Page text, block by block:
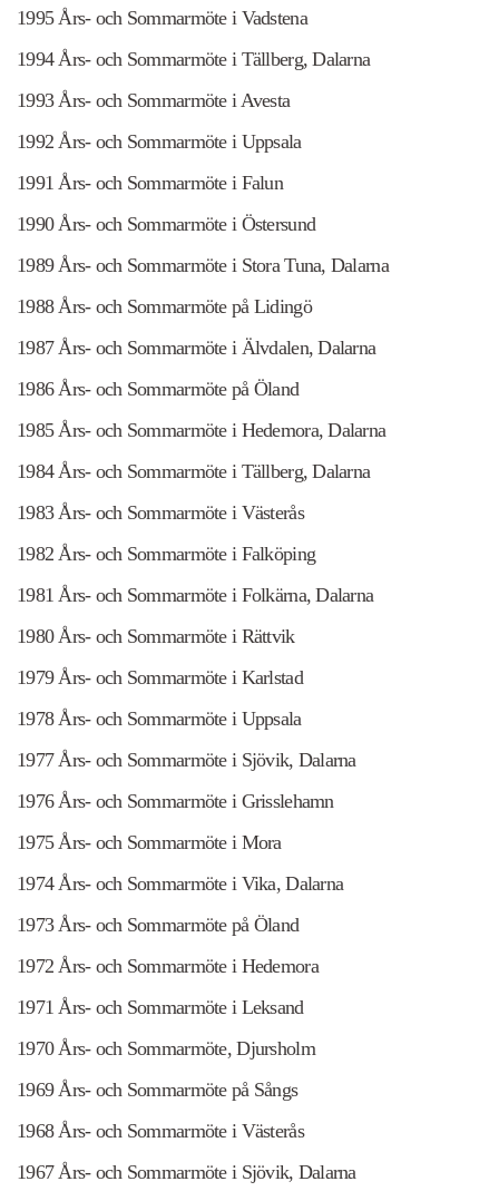
1995 Års- och Sommarmöte i Vadstena
1994 Års- och Sommarmöte i Tällberg, Dalarna
1993 Års- och Sommarmöte i Avesta
1992 Års- och Sommarmöte i Uppsala
1991 Års- och Sommarmöte i Falun
1990 Års- och Sommarmöte i Östersund
1989 Års- och Sommarmöte i Stora Tuna, Dalarna
1988 Års- och Sommarmöte på Lidingö
1987 Års- och Sommarmöte i Älvdalen, Dalarna
1986 Års- och Sommarmöte på Öland
1985 Års- och Sommarmöte i Hedemora, Dalarna
1984 Års- och Sommarmöte i Tällberg, Dalarna
1983 Års- och Sommarmöte i Västerås
1982 Års- och Sommarmöte i Falköping
1981 Års- och Sommarmöte i Folkärna, Dalarna
1980 Års- och Sommarmöte i Rättvik
1979 Års- och Sommarmöte i Karlstad
1978 Års- och Sommarmöte i Uppsala
1977 Års- och Sommarmöte i Sjövik, Dalarna
1976 Års- och Sommarmöte i Grisslehamn
1975 Års- och Sommarmöte i Mora
1974 Års- och Sommarmöte i Vika, Dalarna
1973 Års- och Sommarmöte på Öland
1972 Års- och Sommarmöte i Hedemora
1971 Års- och Sommarmöte i Leksand
1970 Års- och Sommarmöte, Djursholm
1969 Års- och Sommarmöte på Sångs
1968 Års- och Sommarmöte i Västerås
1967 Års- och Sommarmöte i Sjövik, Dalarna